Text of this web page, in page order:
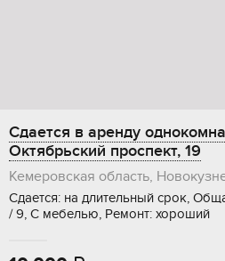
Сдается в аренду
Октябрьский проспект, 19
Кемеровская область,
Сдается: на длительный срок,
/ 9, С мебелью, Ремонт: хороший